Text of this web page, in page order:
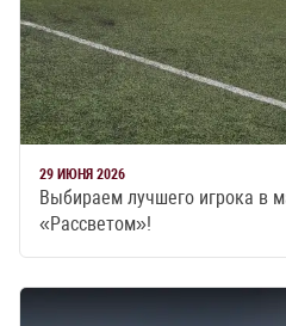
29 ИЮНЯ 2026
Выбираем лучшего игрока в
«Рассветом»!